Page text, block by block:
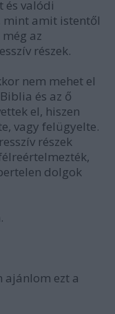
és valódi
mint amit istentől
az
részek.
nem mehet el
és az ő
el, hiszen
vagy felügyelte.
részek
dolgok
ajánlom ezt a